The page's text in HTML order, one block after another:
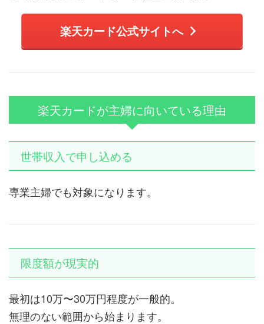
楽天カード公式サイトへ
楽天カードが主婦に向いている理由
世帯収入で申し込める
専業主婦でも対象になります。
限度額が現実的
最初は10万〜30万円程度が一般的。
無理のない範囲から始まります。